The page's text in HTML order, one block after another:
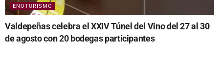
ENOTURISMO
Valdepeñas celebra el XXIV Túnel del Vino del 27 al 30
de agosto con 20 bodegas participantes